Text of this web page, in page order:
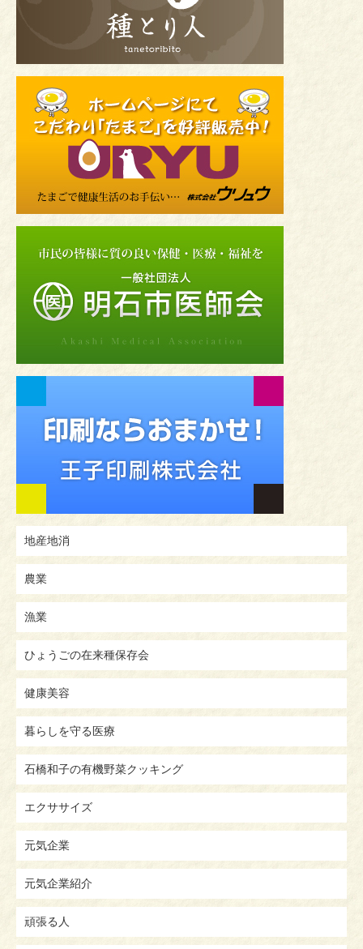
地産地消
農業
漁業
ひょうごの在来種保存会
健康美容
暮らしを守る医療
石橋和子の有機野菜クッキング
エクササイズ
元気企業
元気企業紹介
頑張る人